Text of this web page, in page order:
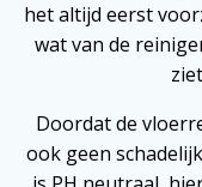
het altijd eerst
wat van de
Doordat de
ook geen